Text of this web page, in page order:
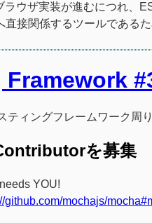
ラウザ実装が進むにつれ、
直接関係するツールである
ティングフレームワーク周
を募集
YOU!
github.com/mochajs/